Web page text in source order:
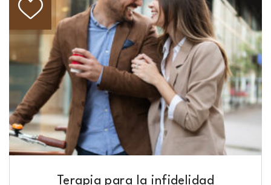
Terapia para la infidelidad